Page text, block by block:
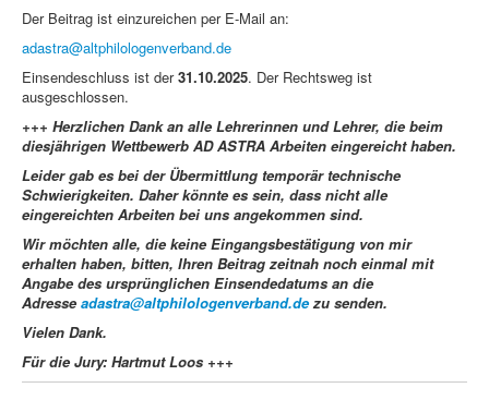
Der Beitrag ist einzureichen per E-Mail an:
adastra@altphilologenverband.de
Einsendeschluss ist der31.10.2025. Der Rechtsweg ist
ausgeschlossen.
+++ Herzlichen Dank an alle Lehrerinnen und Lehrer, die beim
diesjährigen Wettbewerb AD ASTRA Arbeiten eingereicht haben.
Leider gab es bei der Übermittlung temporär technische
Schwierigkeiten. Daher könnte es sein, dass nicht alle
eingereichten Arbeiten bei uns angekommen sind.
Wir möchten alle, die keine Eingangsbestätigung von mir
erhalten haben, bitten, Ihren Beitrag zeitnah noch einmal mit
Angabe des ursprünglichen Einsendedatums an die
Adresse adastra@altphilologenverband.dezu senden.
Vielen Dank.
Für die Jury: Hartmut Loos +++